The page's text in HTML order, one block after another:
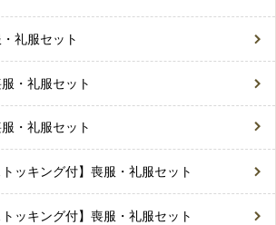
礼服セット
服・礼服セット
服・礼服セット
トッキング付】喪服・礼服セット
トッキング付】喪服・礼服セット